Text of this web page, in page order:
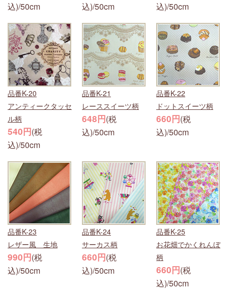
込)/50cm
込)/50cm
込)/50cm
品番K-20
アンティークタッセ
ル柄
540円(税
込)/50cm
品番K-21
レーススイーツ柄
648円(税
込)/50cm
品番K-22
ドットスイーツ柄
660円(税
込)/50cm
品番K-23
レザー風 生地
990円(税
込)/50cm
品番K-24
サーカス柄
660円(税
込)/50cm
品番K-25
お花畑でかくれんぼ
柄
660円(税
込)/50cm